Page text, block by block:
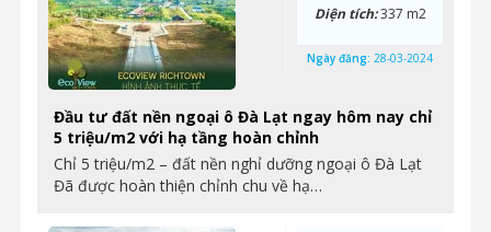
Đầu tư đất nền ngoại ô Đà Lạt ngay hôm nay chỉ
5 triệu/m2 với hạ tầng hoàn chỉnh
Chỉ 5 triệu/m2 – đất nền nghỉ dưỡng ngoại ô Đà Lạt
Đã được hoàn thiện chỉnh chu về hạ…
Diện tích:337 m2
Ngày đăng: 28-03-2024